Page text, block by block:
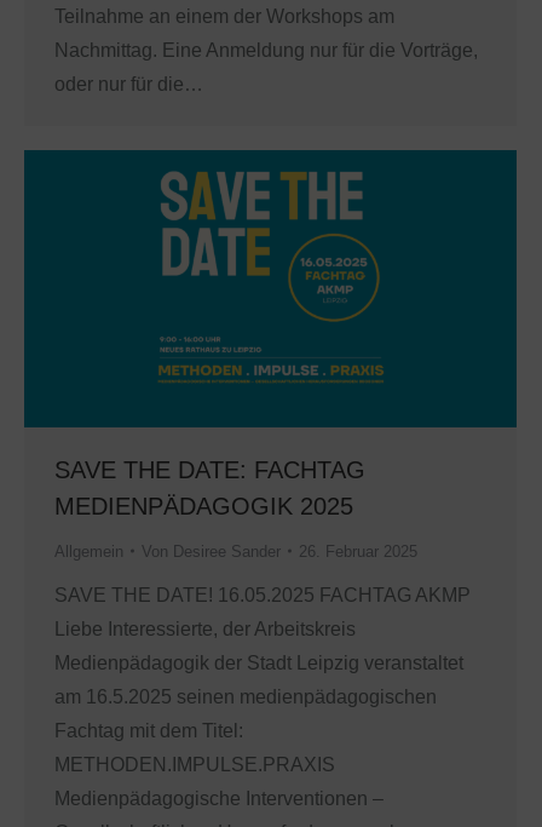
Teilnahme an einem der Workshops am
Nachmittag. Eine Anmeldung nur für die Vorträge,
oder nur für die…
SAVE THE DATE: FACHTAG
MEDIENPÄDAGOGIK 2025
Allgemein Von Desiree Sander 26. Februar 2025
SAVE THE DATE! 16.05.2025 FACHTAG AKMP
Liebe Interessierte, der Arbeitskreis
Medienpädagogik der Stadt Leipzig veranstaltet
am 16.5.2025 seinen medienpädagogischen
Fachtag mit dem Titel:
METHODEN.IMPULSE.PRAXIS
Medienpädagogische Interventionen –